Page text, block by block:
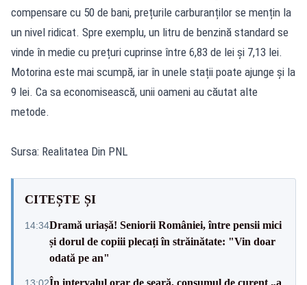
compensare cu 50 de bani, prețurile carburanților se mențin la
un nivel ridicat. Spre exemplu, un litru de benzină standard se
vinde în medie cu prețuri cuprinse între 6,83 de lei și 7,13 lei.
Motorina este mai scumpă, iar în unele stații poate ajunge și la
9 lei. Ca sa economisească, unii oameni au căutat alte
metode.
Sursa: Realitatea Din PNL
CITEȘTE ȘI
14:34Dramă uriașă! Seniorii României, între pensii mici
și dorul de copiii plecați în străinătate: "Vin doar
odată pe an"
13:02În intervalul orar de seară, consumul de curent „a